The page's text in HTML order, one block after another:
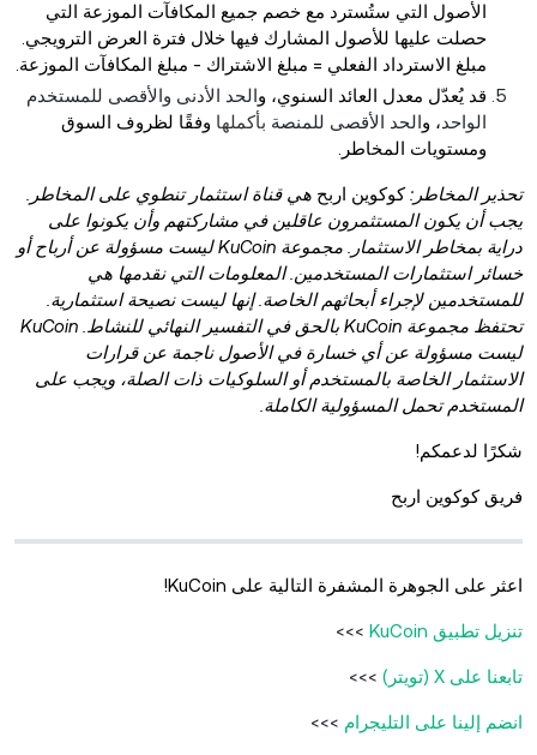
الأصول التي ستُسترد مع خصم جميع المكافآت الموزعة التي
حصلت عليها للأصول المشارك فيها خلال فترة العرض الترويجي.
مبلغ الاسترداد الفعلي = مبلغ الاشتراك - مبلغ المكافآت الموزعة.
قد يُعدّل معدل العائد السنوي، والحد الأدنى والأقصى للمستخدم
الواحد، والحد الأقصى للمنصة بأكملها وفقًا لظروف السوق
ومستويات المخاطر.
تحذير المخاطر:كوكوين اربح هي قناة استثمار تنطوي على المخاطر.
يجب أن يكون المستثمرون عاقلين في مشاركتهم وأن يكونوا على
دراية بمخاطر الاستثمار. مجموعة KuCoin ليست مسؤولة عن أرباح أو
خسائر استثمارات المستخدمين. المعلومات التي نقدمها هي
للمستخدمين لإجراء أبحاثهم الخاصة. إنها ليست نصيحة استثمارية.
تحتفظ مجموعة KuCoin بالحق في
التفسير النهائي للنشاط. KuCoin
ليست مسؤولة عن أي خسارة في الأصول ناجمة عن قرارات
الاستثمار الخاصة بالمستخدم أو السلوكيات ذات الصلة، ويجب على
المستخدم تحمل المسؤولية الكاملة.
شكرًا لدعمكم!
فريق كوكوين اربح
اعثر على الجوهرة المشفرة التالية على KuCoin!
تنزيل تطبيق KuCoin >>>
تابعنا على X (تويتر) >>>
انضم إلينا على التليجرام >>>